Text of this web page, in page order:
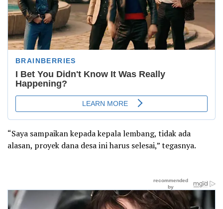
“Saya sampaikan kepada kepala lembang, tidak ada
alasan, proyek dana desa ini harus selesai,” tegasnya.